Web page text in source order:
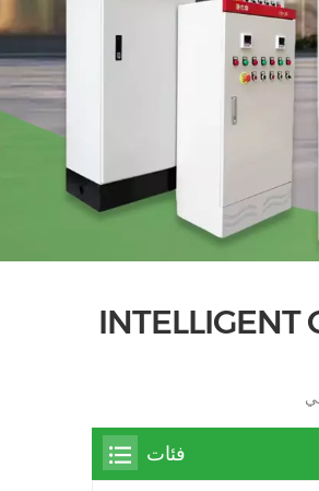
INTELLIGENT
فئات